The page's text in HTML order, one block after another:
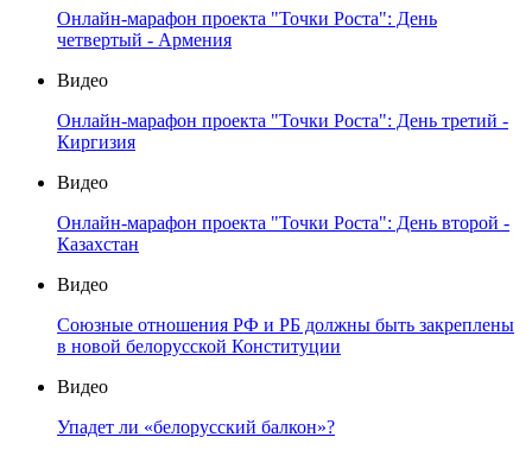
Онлайн-марафон проекта "Точки Роста": День
четвертый - Армения
Видео
Онлайн-марафон проекта "Точки Роста": День третий -
Киргизия
Видео
Онлайн-марафон проекта "Точки Роста": День второй -
Казахстан
Видео
Союзные отношения РФ и РБ должны быть закреплены
в новой белорусской Конституции
Видео
Упадет ли «белорусский балкон»?